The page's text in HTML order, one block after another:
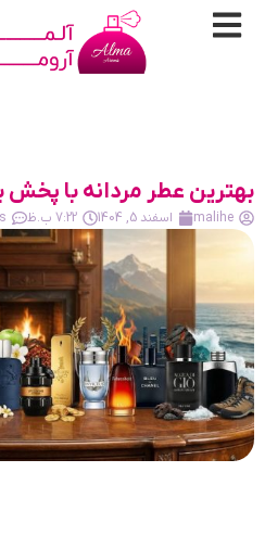
بهترین عطر مردانه با پخش
malihe اسفند 5, 1404 7:22 ب.ظ